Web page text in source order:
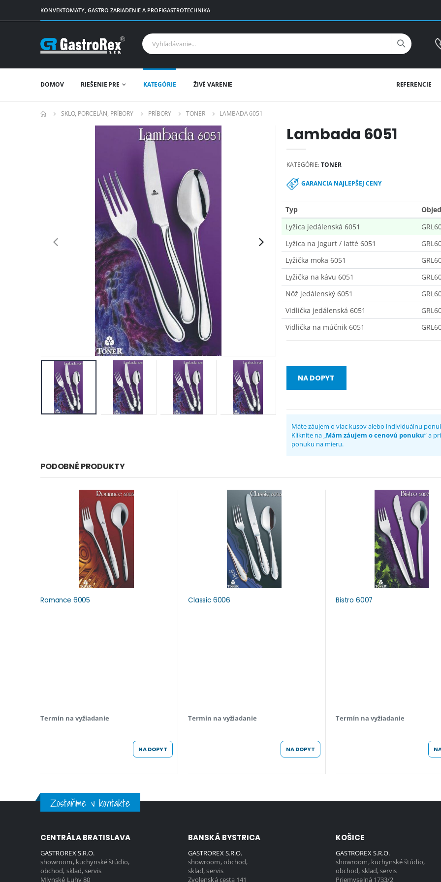
KONVEKTOMATY, GASTRO ZARIADENIE A PROFIGASTROTECHNIKA
DOMOV RIEŠENIE PRE KATEGÓRIE ŽIVÉ VARENIE REFERENCIE
SKLO, PORCELÁN, PRÍBORY PRÍBORY TONER LAMBADA 6051
Lambada 6051
KATEGÓRIE:TONER
GARANCIA NAJLEPŠEJ CENY
Typ
Lyžica jedálenská 6051
Lyžica na jogurt / latté 6051
Lyžička moka 6051
Lyžička na kávu 6051
Nôž jedálenský 6051
Vidlička jedálenská 6051
Vidlička na múčnik 6051
NA DOPYT
Máte záujem o viac kusov alebo individuálnu
Kliknite na „Mám záujem o cenovú ponuku“ a
ponuku na mieru.
PODOBNÉ PRODUKTY
Romance 6005
Termín na vyžiadanie
NA DOPYT
Classic 6006
Termín na vyžiadanie
NA DOPYT
Bistro 6007
Termín na vyžiadanie
Zostaňme v kontakte
CENTRÁLA BRATISLAVA
GASTROREX S.R.O.
showroom, kuchynské štúdio,
obchod, sklad, servis
Mlynské Luhy 80
BANSKÁ BYSTRICA
GASTROREX S.R.O.
showroom, obchod,
sklad, servis
Zvolenská cesta 141
KOŠICE
GASTROREX S.R.O.
showroom, kuchynské štúdio,
obchod, sklad, servis
Priemyselná 1733/2